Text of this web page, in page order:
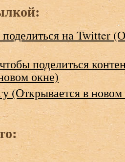
на Twitter
поделиться
окне)
(Открывается в